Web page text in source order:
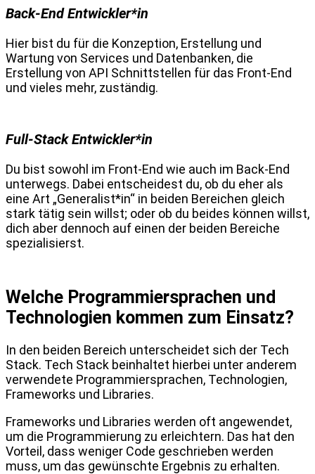
Back-End Entwickler*in
Hier bist du für die Konzeption, Erstellung und
Wartung von Services und Datenbanken, die
Erstellung von API Schnittstellen für das Front-End
und vieles mehr, zuständig.
Full-Stack Entwickler*in
Du bist sowohl im Front-End wie auch im Back-End
unterwegs. Dabei entscheidest du, ob du eher als
eine Art „Generalist*in“ in beiden Bereichen gleich
stark tätig sein willst; oder ob du beides können willst,
dich aber dennoch auf einen der beiden Bereiche
spezialisierst.
Welche Programmiersprachen und
Technologien kommen zum Einsatz?
In den beiden Bereich unterscheidet sich der Tech
Stack. Tech Stack beinhaltet hierbei unter anderem
verwendete Programmiersprachen, Technologien,
Frameworks und Libraries.
Frameworks und Libraries werden oft angewendet,
um die Programmierung zu erleichtern. Das hat den
Vorteil, dass weniger Code geschrieben werden
muss, um das gewünschte Ergebnis zu erhalten.